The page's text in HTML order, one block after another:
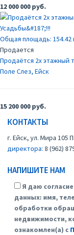
12 000 000 руб.
Общая площадь: 154.42
Продается
Продаётся 2х этажный
Поле Слез, Ейск
15 200 000 руб.
КОНТАКТЫ
г. Ейск, ул. Мира 105
директора: 8 (962)
НАПИШИТЕ НАМ
Я даю
данных: имя,
обработки
недвижимости,
ознакомлен(а) с